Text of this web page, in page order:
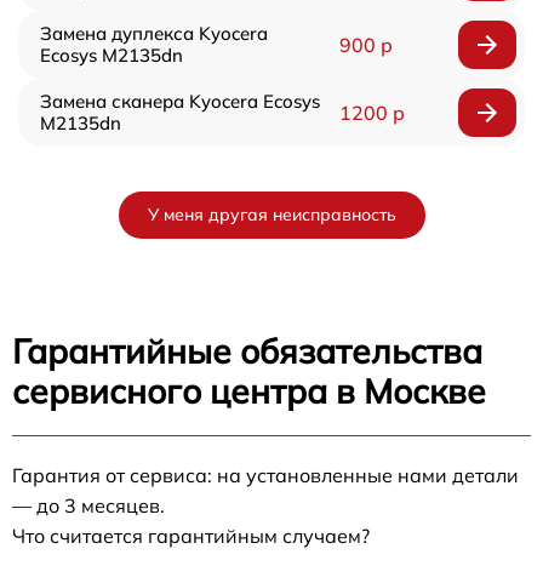
Замена дуплекса Kyocera
Ecosys M2135dn
900 р
Замена сканера Kyocera Ecosys
M2135dn
1200 р
У меня другая неисправность
Гарантийные обязательства
сервисного центра в Москве
Гарантия от сервиса: на установленные нами детали
— до 3 месяцев.
Что считается гарантийным случаем?